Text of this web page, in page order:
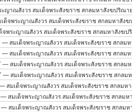
ญาณสังวร สมเด็จพระสังฆราช สกลมหาสังฆปริณา
ด็จพระญาณสังวร สมเด็จพระสังฆราช สกลมหาสัง
พระญาณสังวร สมเด็จพระสังฆราช สกลมหาสังฆป
— สมเด็จพระญาณสังวร สมเด็จพระสังฆราช สกลม
— สมเด็จพระญาณสังวร สมเด็จพระสังฆราช สกลม
— สมเด็จพระญาณสังวร สมเด็จพระสังฆราช สกลม
— สมเด็จพระญาณสังวร สมเด็จพระสังฆราช สกลม
สมเด็จพระญาณสังวร สมเด็จพระสังฆราช สกลมห
— สมเด็จพระญาณสังวร สมเด็จพระสังฆราช สกลม
— สมเด็จพระญาณสังวร สมเด็จพระสังฆราช สกลม